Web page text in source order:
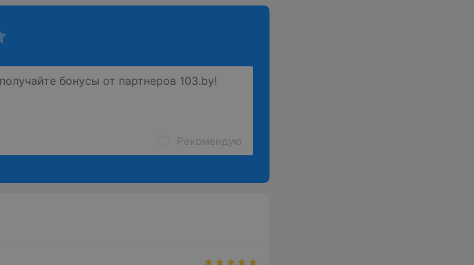
Рекомендую